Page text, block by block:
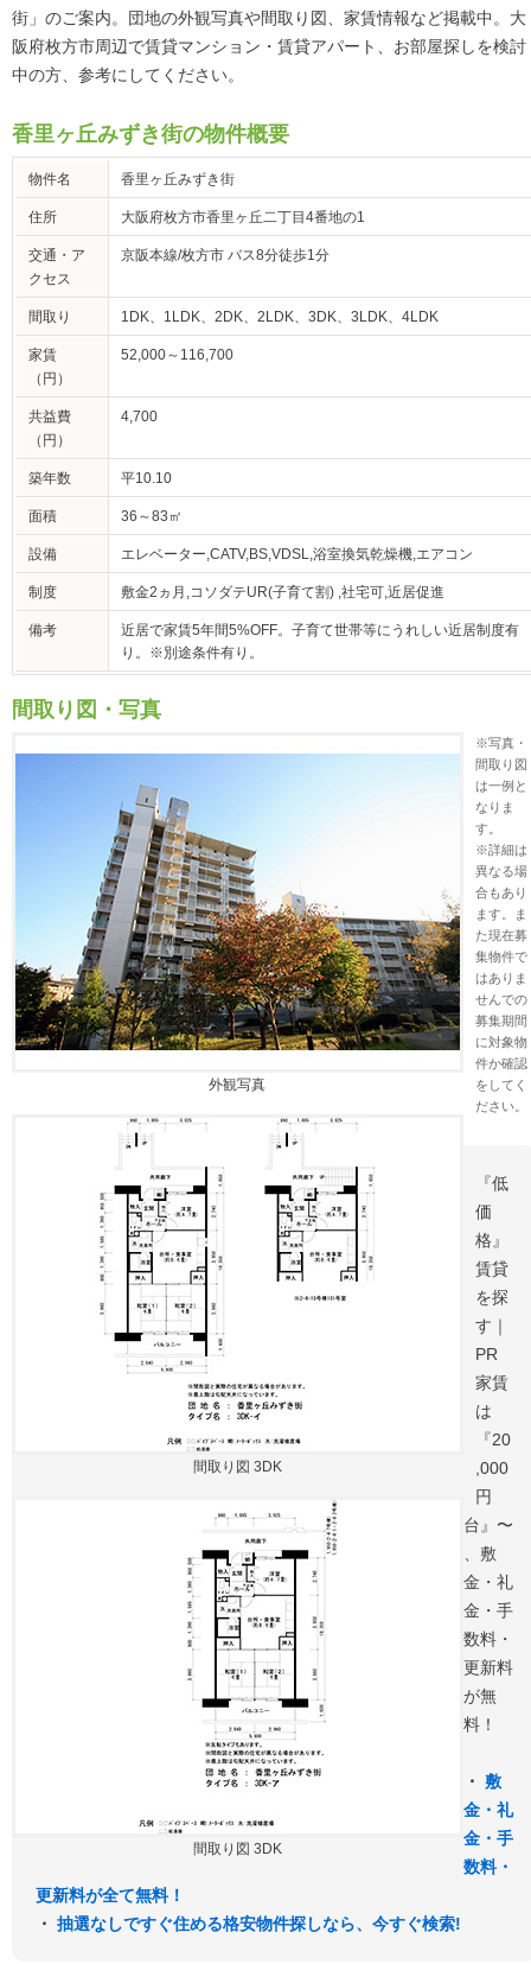
街」のご案内。団地の外観写真や間取り図、家賃情報など掲載中。大
阪府枚方市周辺で賃貸マンション・賃貸アパート、お部屋探しを検討
中の方、参考にしてください。
香里ヶ丘みずき街の物件概要
物件名 香里ヶ丘みずき街
住所 大阪府枚方市香里ヶ丘二丁目4番地の1
交通・ア
クセス
京阪本線/枚方市 バス8分徒歩1分
間取り 1DK、1LDK、2DK、2LDK、3DK、3LDK、4LDK
家賃
（円）
52,000～116,700
共益費
（円）
4,700
築年数 平10.10
面積 36～83㎡
設備 エレベーター,CATV,BS,VDSL,浴室換気乾燥機,エアコン
制度 敷金2ヵ月,コソダテUR(子育て割) ,社宅可,近居促進
備考
近居で家賃5年間5%OFF。子育て世帯等にうれしい近居制度有
り。※別途条件有り。
間取り図・写真
外観写真
間取り図 3DK
間取り図 3DK
※写真・
間取り図
は一例と
なりま
す。
※詳細は
異なる場
合もあり
ます。ま
た現在募
集物件で
はありま
せんでの
募集期間
に対象物
件か確認
をしてく
ださい。
『低
価
格』
賃貸
を探
す｜
PR
家賃
は
『20
,000
円
台』〜
、敷
金・礼
金・手
数料・
更新料
が無
料！
・ 敷
金・礼
金・手
数料・
更新料が全て無料！
・ 抽選なしですぐ住める格安物件探しなら、今すぐ検索!